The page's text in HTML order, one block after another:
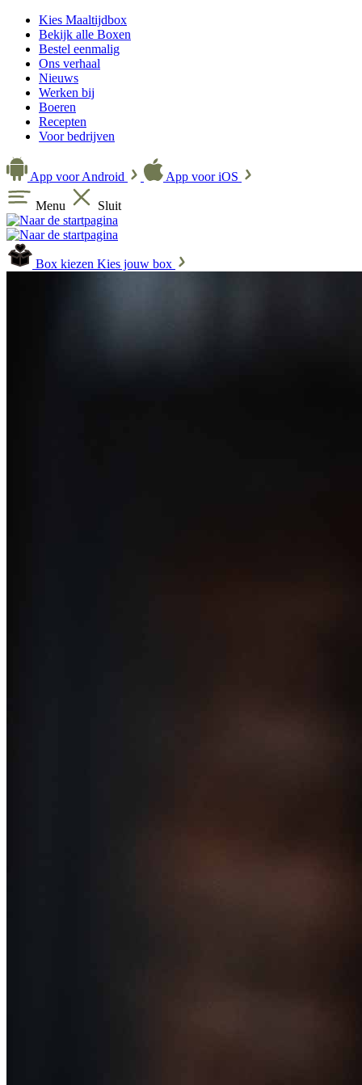
Kies Maaltijdbox
Bekijk alle Boxen
Bestel eenmalig
Ons verhaal
Nieuws
Werken bij
Boeren
Recepten
Voor bedrijven
App voor Android App voor iOS
Menu Sluit
Box kiezen Kies jouw box